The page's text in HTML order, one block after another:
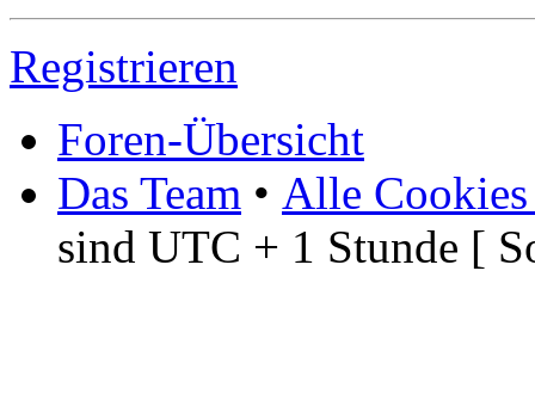
Registrieren
Foren-Übersicht
Das Team • Alle Cookies
sind UTC + 1 Stunde [